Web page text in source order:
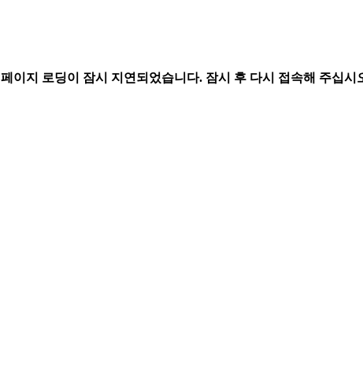
페이지 로딩이 잠시 지연되었습니다. 잠시 후 다시 접속해 주십시